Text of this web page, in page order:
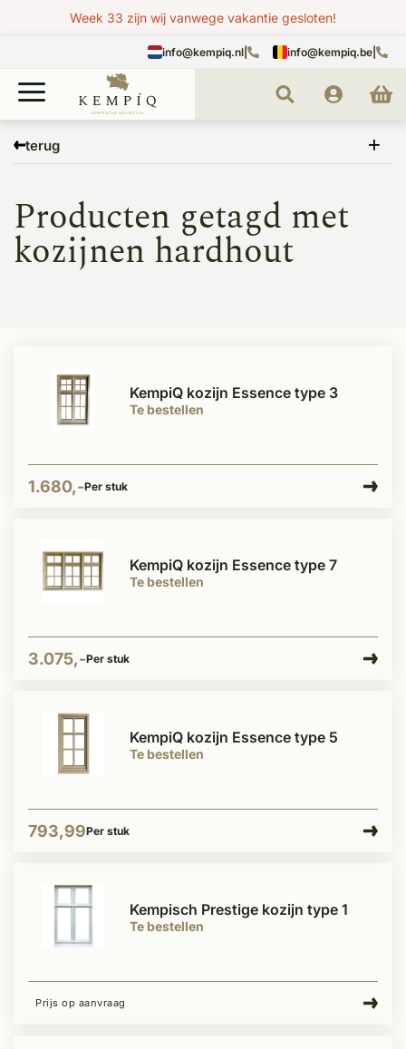
Week 33 zijn wij vanwege vakantie gesloten!
info@kempiq.nl info@kempiq.be
terug
kozijnen hardhout
Producten getagd met
kozijnen hardhout
Te bestellen
KempiQ kozijn Essence type 3
1.680,-Per stuk
Te bestellen
KempiQ kozijn Essence type 7
3.075,-Per stuk
Te bestellen
KempiQ kozijn Essence type 5
793,99Per stuk
Te bestellen
Kempisch Prestige kozijn type 1
Prijs op aanvraag